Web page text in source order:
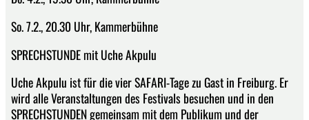
So. 7.2., 20.30 Uhr, Kammerbühne
SPRECHSTUNDE mit Uche Akpulu
Uche Akpulu ist für die vier SAFARI-Tage zu Gast in Freiburg. Er
wird alle Veranstaltungen des Festivals besuchen und in den
SPRECHSTUNDEN gemeinsam mit dem Publikum und der